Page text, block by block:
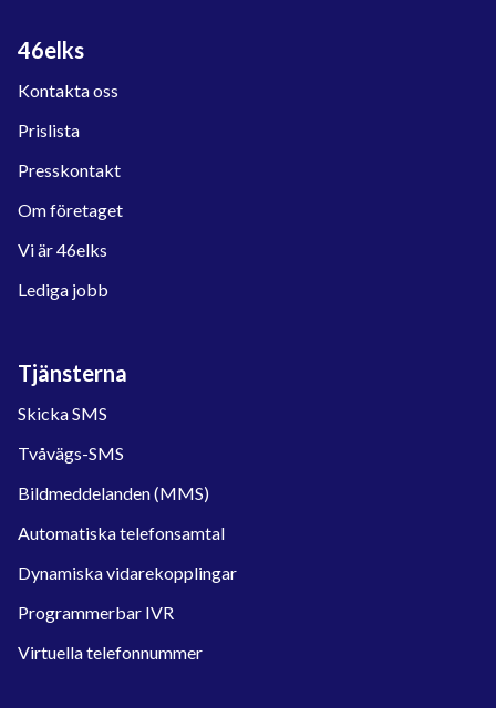
46elks
Kontakta oss
Prislista
Presskontakt
Om företaget
Vi är 46elks
Lediga jobb
Tjänsterna
Skicka SMS
Tvåvägs-SMS
Bildmeddelanden (MMS)
Automatiska telefonsamtal
Dynamiska vidarekopplingar
Programmerbar IVR
Virtuella telefonnummer